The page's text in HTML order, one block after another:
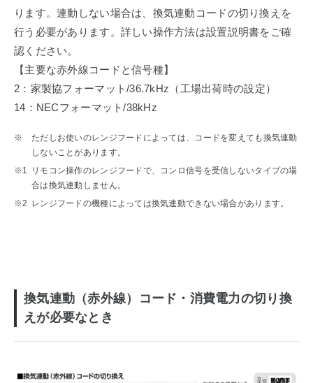
ります。連動しない場合は、換気連動コードの切り換えを
行う必要があります。詳しい操作方法は設置説明書をご確
認ください。
【主要な赤外線コードと信号種】
2：家製協フォーマット/36.7kHz（工場出荷時の設定）
14：NECフォーマット/38kHz
※
ただしお使いのレンジフードによっては、コードを変えても換気連動
しないことがあります。
※1
リモコン操作のレンジフードで、コンロ信号を受信しないタイプの場
合は換気連動しません。
※2 レンジフードの機種によっては換気連動できない場合があります。
換気連動（赤外線）コード・消費電力の切り換
えが必要なとき